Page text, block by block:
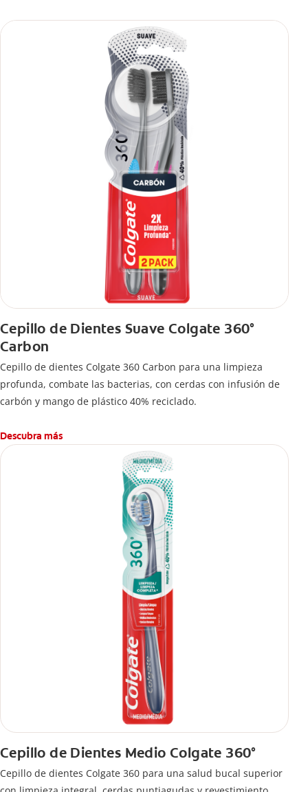
Cepillo de Dientes Suave Colgate 360°
Carbon
Cepillo de dientes Colgate 360 ​​Carbon para una limpieza
profunda, combate las bacterias, con cerdas con infusión de
carbón y mango de plástico 40% reciclado.
Descubra más
Cepillo de Dientes Medio Colgate 360°
Cepillo de dientes Colgate 360 ​​para una salud bucal superior